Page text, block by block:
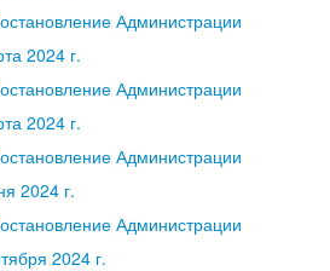
Администрации
2024 г.
Администрации
2024 г.
Администрации
2024 г.
Администрации
2024 г.